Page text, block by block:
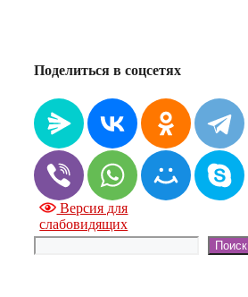
Поделиться в соцсетях
Версия для
слабовидящих
Поиск
Поиск